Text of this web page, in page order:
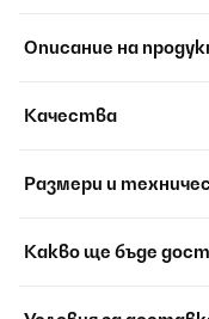
Описание на
Качества
Размери и
Какво ще бъде